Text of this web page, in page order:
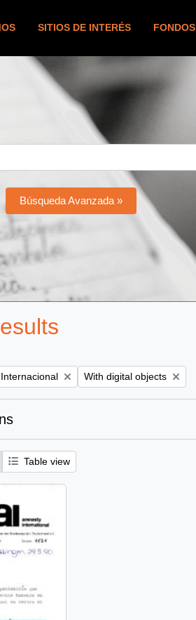
SITIOS DE INTERÉS FONDOS
Búsqueda Avanzada »
Remove filter:
With digital objects
Table view